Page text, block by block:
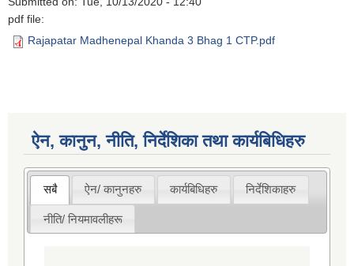
pdf file:
Rajapatar Madhenepal Khanda 3 Bhag 1 CTP.pdf
ऐन, कानुन, नीति, निर्देशिका तथा कार्यबिधिहरु
सबै ऐन/ कानुनहरु कार्यबिधिहरु निर्देशिकाहरु
नीति/ नियमावलीहरू